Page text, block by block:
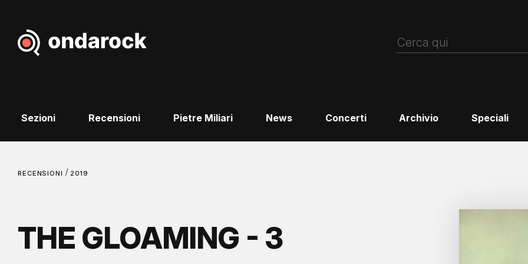
Sezioni Recensioni Pietre Miliari News Concerti Archivio Speciali
RECENSIONI / 2019
THE GLOAMING - 3